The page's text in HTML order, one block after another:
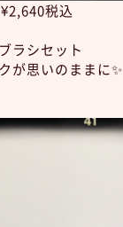
税込
ラシセット
が思いのままに✨